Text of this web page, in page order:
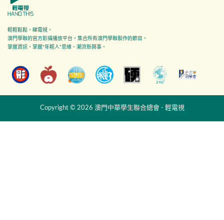
輕輕鬆鬆，睇電視。
澳門學聯的官方影攝播放平台，集合所有澳門學聯製作的節目。
掌握資訊，掌握"年輕人”思維、潮流新興事。
Copyright © 2026 澳門中華學生聯合總會 - 輕電視